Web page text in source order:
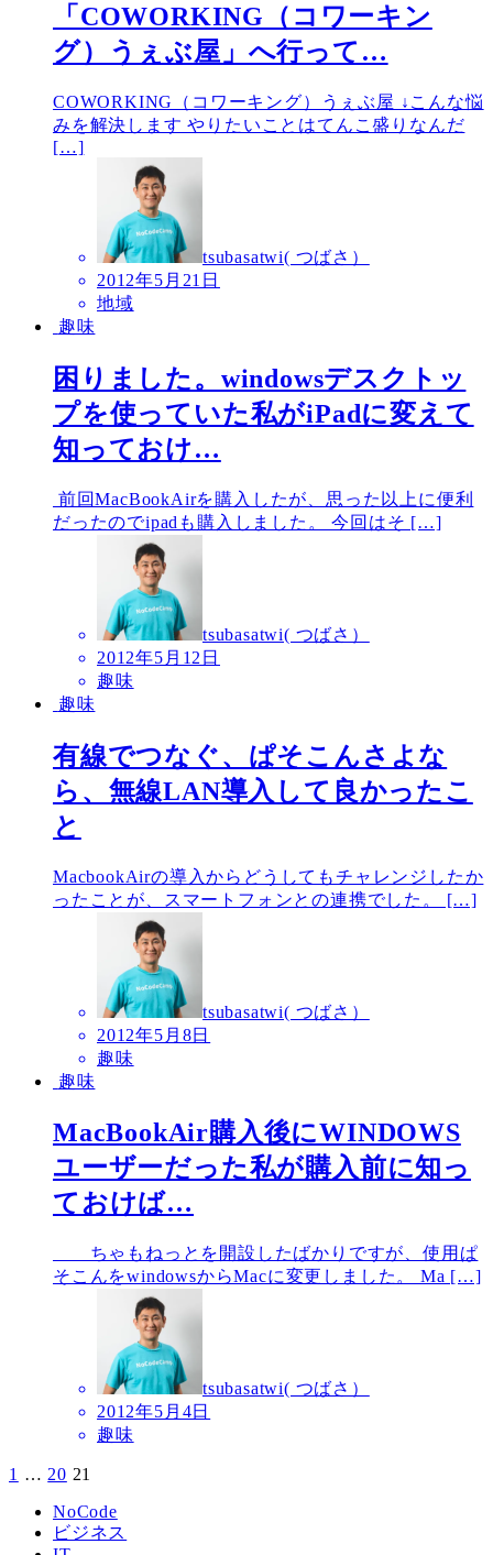
「COWORKING（コワーキン
グ）うぇぶ屋」へ行って…
COWORKING（コワーキング）うぇぶ屋 ↓こんな悩
みを解決します やりたいことはてんこ盛りなんだ
[…]
tsubasatwi( つばさ）
2012年5月21日
地域
趣味
困りました。windowsデスクトッ
プを使っていた私がiPadに変えて
知っておけ…
前回MacBookAirを購入したが、思った以上に便利
だったのでipadも購入しました。 今回はそ […]
tsubasatwi( つばさ）
2012年5月12日
趣味
趣味
有線でつなぐ、ぱそこんさよな
ら、無線LAN導入して良かったこ
と
MacbookAirの導入からどうしてもチャレンジしたか
ったことが、スマートフォンとの連携でした。 […]
tsubasatwi( つばさ）
2012年5月8日
趣味
趣味
MacBookAir購入後にWINDOWS
ユーザーだった私が購入前に知っ
ておけば…
ちゃもねっとを開設したばかりですが、使用ぱ
そこんをwindowsからMacに変更しました。 Ma […]
tsubasatwi( つばさ）
2012年5月4日
趣味
投
1 … 20 21
NoCode
ビジネス